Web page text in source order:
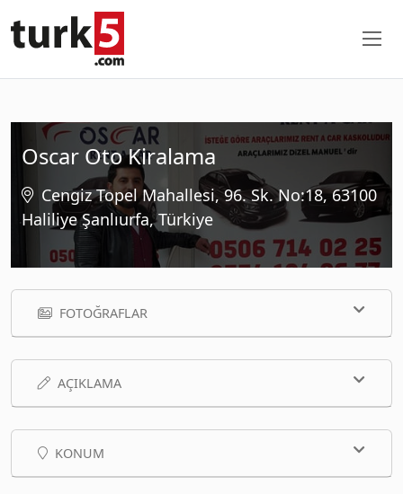
Oscar Oto Kiralama
Cengiz Topel Mahallesi, 96. Sk. No:18, 63100
Haliliye Şanlıurfa, Türkiye
FOTOĞRAFLAR
AÇIKLAMA
KONUM